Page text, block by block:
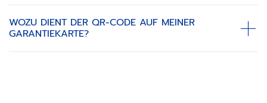
WOZU DIENT DER QR-CODE AUF MEINER
GARANTIEKARTE?